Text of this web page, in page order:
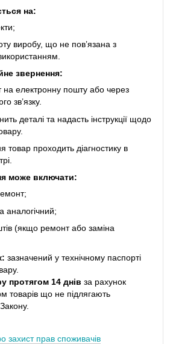
на:
виробу, що не пов’язана з
звернення:
на електронну пошту або через
зв’язку.
деталі та надасть інструкції щодо
товар проходить діагностику в
може включати:
аналогічний;
(якщо ремонт або заміна
зазначений у технічному паспорті
протягом 14 днів за рахунок
товарів що не підлягають
захист прав споживачів